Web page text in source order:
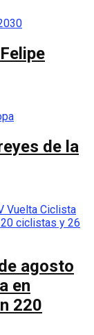
de la
agosto
en
220